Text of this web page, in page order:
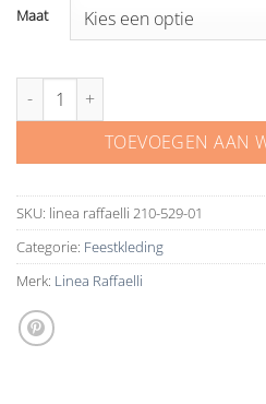
Maat
Linea Raffaelli jurk bruidsmeisje dots
TOEVOEGEN AAN
SKU: linea raffaelli 210-529-01
Categorie: Feestkleding
Merk: Linea Raffaelli